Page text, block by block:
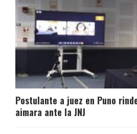
Postulante a juez en Puno
aimara ante la JNJ